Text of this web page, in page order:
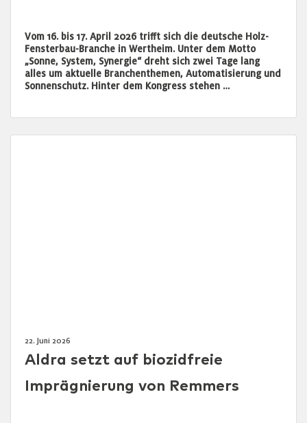
Vom 16. bis 17. April 2026 trifft sich die deutsche Holz-
Fensterbau-Branche in Wertheim. Unter dem Motto
„Sonne, System, Synergie“ dreht sich zwei Tage lang
alles um aktuelle Branchenthemen, Automatisierung und
Sonnenschutz. Hinter dem Kongress stehen …
22. Juni 2026
Aldra setzt auf biozidfreie
Imprägnierung von Remmers